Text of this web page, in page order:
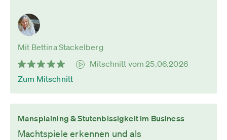
Mit Bettina Stackelberg
Mitschnitt vom 25.06.2026
Zum Mitschnitt
Mansplaining & Stutenbissigkeit im Business
Machtspiele erkennen und als